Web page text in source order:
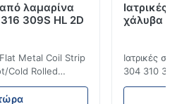
λαμαρίνα
309S HL 2D
Metal Coil Strip
Cold Rolled
304 316 309S 310
Προδιαγραφές
χάλυβα
Ιατρικές
304 310